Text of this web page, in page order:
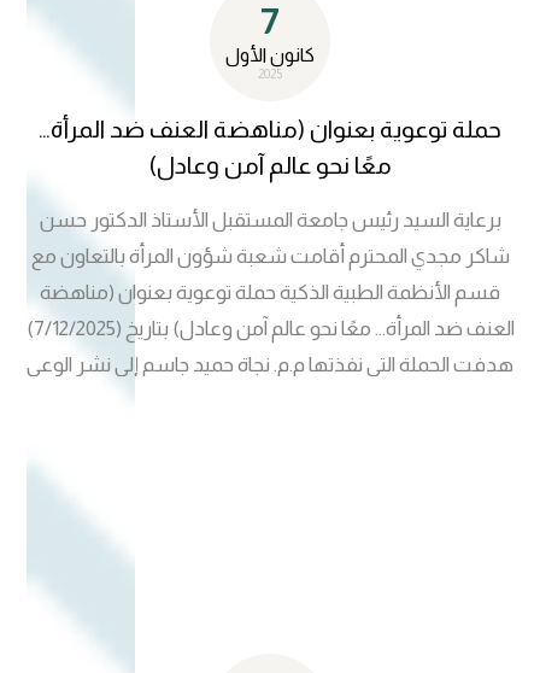
التنمية المستدامة (الصحة الجيدة والرفاه).
7
كانون الأول
2025
حملة توعوية بعنوان (مناهضة العنف ضد المرأة…
معًا نحو عالم آمن وعادل)
برعاية السيد رئيس جامعة المستقبل الأستاذ الدكتور حسن
شاكر مجدي المحترم أقامت شعبة شؤون المرأة بالتعاون مع
قسم الأنظمة الطبية الذكية حملة توعوية بعنوان (مناهضة
العنف ضد المرأة… معًا نحو عالم آمن وعادل) بتاريخ (7/12/2025)
هدفت الحملة التي نفذتها م.م. نجاة حميد جاسم إلى نشر الوعي